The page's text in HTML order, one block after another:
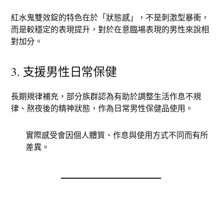
紅水鬼雙效錠的特色在於「狀態感」，不是刺激型暴衝，
而是較穩定的表現提升，對於在意臨場表現的男性來說相
對加分。
3. 支援男性日常保健
長期規律補充，部分族群認為有助於調整生活作息不規
律、熬夜後的精神狀態，作為日常男性保健品使用。
實際感受會因個人體質、作息與使用方式不同而有所
差異。